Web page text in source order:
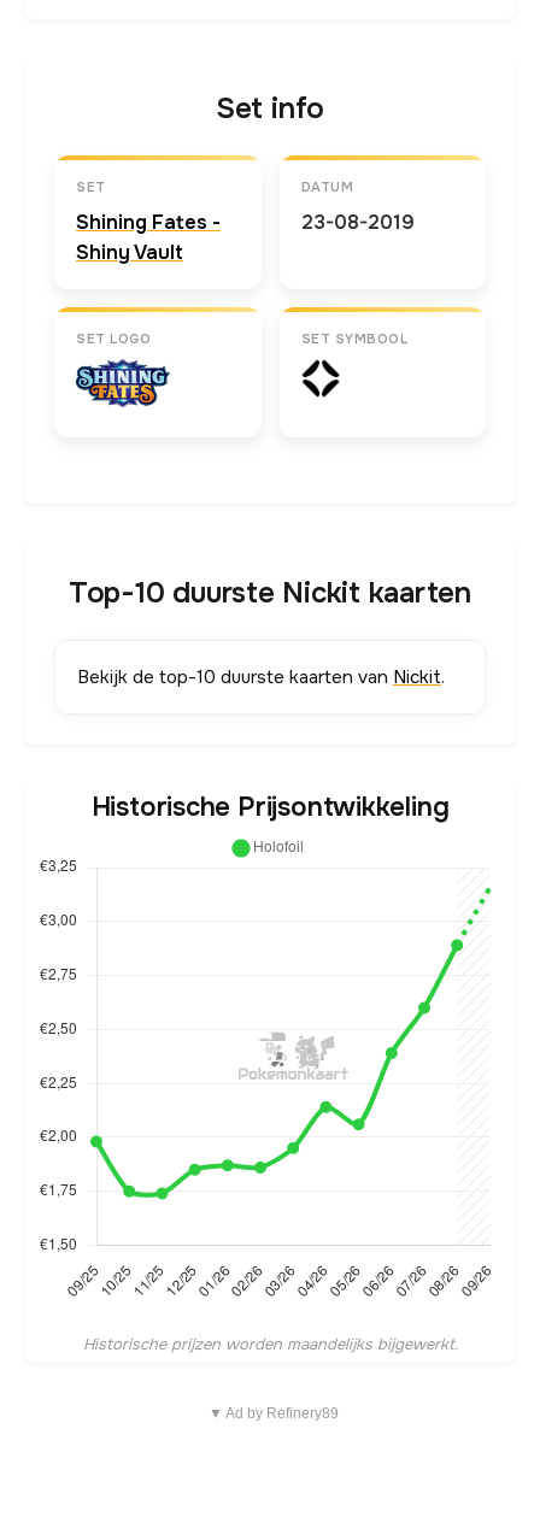
Set info
SET
Shining Fates -
Shiny Vault
DATUM
23-08-2019
SET LOGO SET SYMBOOL
Top-10 duurste Nickit kaarten
Bekijk de top-10 duurste kaarten van Nickit.
Historische Prijsontwikkeling
Historische prijzen worden maandelijks bijgewerkt.
▼ Ad by Refinery89